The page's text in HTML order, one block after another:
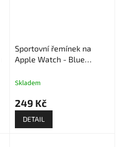
Sportovní řemínek na
Apple Watch - Blue
Skladem
249 Kč
DETAIL